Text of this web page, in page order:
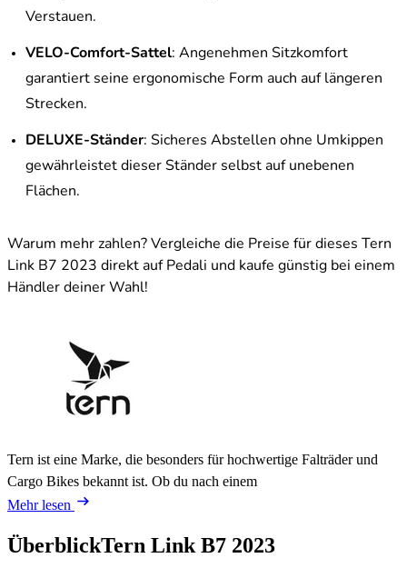
Verstauen.
VELO-Comfort-Sattel: Angenehmen Sitzkomfort
garantiert seine ergonomische Form auch auf längeren
Strecken.
DELUXE-Ständer: Sicheres Abstellen ohne Umkippen
gewährleistet dieser Ständer selbst auf unebenen
Flächen.
Warum mehr zahlen? Vergleiche die Preise für dieses Tern
Link B7 2023 direkt auf Pedali und kaufe günstig bei einem
Händler deiner Wahl!
Tern ist eine Marke, die besonders für hochwertige Falträder und
Cargo Bikes bekannt ist. Ob du nach einem
Mehr lesen
ÜberblickTern Link B7 2023